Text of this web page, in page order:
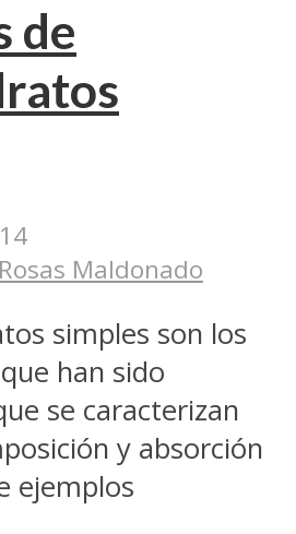
de
Maldonado
simples son los
han sido
se caracterizan
y absorción
ejemplos